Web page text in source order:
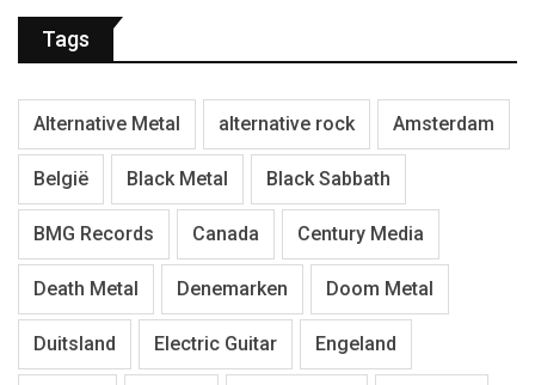
Tags
Alternative Metal alternative rock Amsterdam
België Black Metal Black Sabbath
BMG Records Canada Century Media
Death Metal Denemarken Doom Metal
Duitsland Electric Guitar Engeland